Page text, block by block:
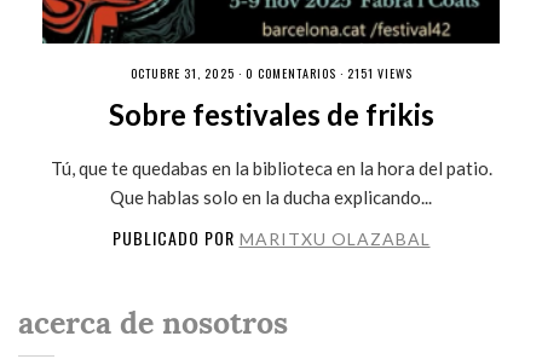
OCTUBRE 31, 2025 · 0 COMENTARIOS · 2151 VIEWS
Sobre festivales de frikis
Tú, que te quedabas en la biblioteca en la hora del patio.
Que hablas solo en la ducha explicando...
PUBLICADO POR MARITXU OLAZABAL
acerca de nosotros